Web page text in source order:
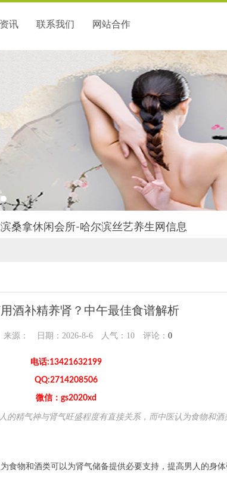
讯 联系我们 网站合作
桑拿休闲会所-哈尔滨丝艺养生网信息
酒补精养肾？中午最佳食谱解析
源： 日期：2026-8-6 人气： 10 评论： 0
电话:13421632199
QQ:2714208506
微信：gs2020xd
的精气神与肾气旺盛程度有直接关系，而中医认为食物和
物和酒类可以为肾气储备提供必要支持，提高男人的身